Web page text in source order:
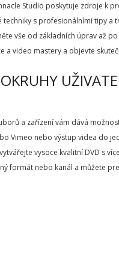
Studio poskytuje zdroje k
s profesionálními tipy a
vše od základních úprav až
a video mastery a objevte
a zařízení vám dává
Vimeo nebo výstup videa do
vysoce kvalitní DVD s
formát nebo kanál a můžete